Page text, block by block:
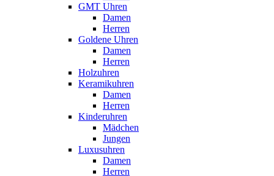
GMT Uhren
Damen
Herren
Goldene Uhren
Damen
Herren
Holzuhren
Keramikuhren
Damen
Herren
Kinderuhren
Mädchen
Jungen
Luxusuhren
Damen
Herren